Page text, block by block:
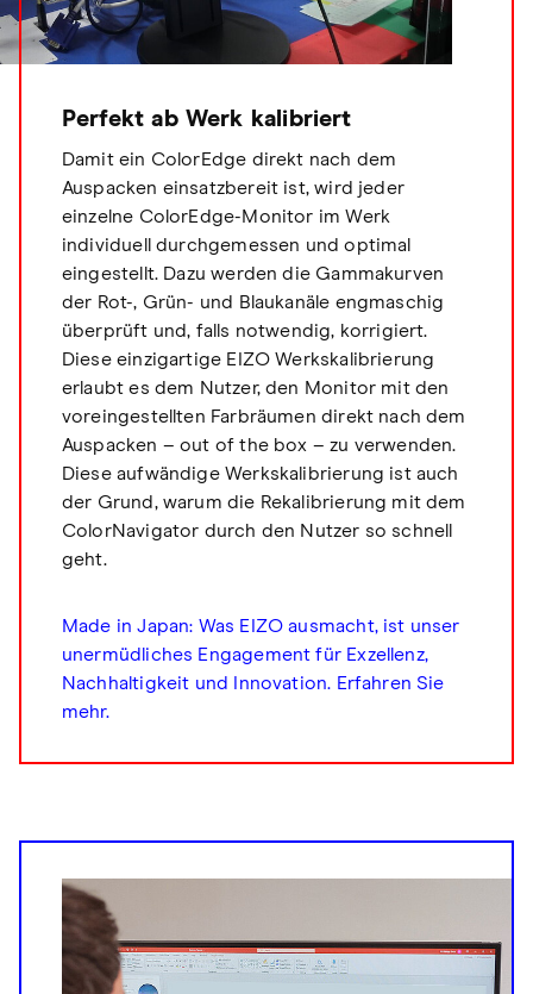
Perfekt ab Werk kalibriert
Damit ein ColorEdge direkt nach dem
Auspacken einsatzbereit ist, wird jeder
einzelne ColorEdge-Monitor im Werk
individuell durchgemessen und optimal
eingestellt. Dazu werden die Gammakurven
der Rot-, Grün- und Blaukanäle engmaschig
überprüft und, falls notwendig, korrigiert.
Diese einzigartige EIZO Werkskalibrierung
erlaubt es dem Nutzer, den Monitor mit den
voreingestellten Farbräumen direkt nach dem
Auspacken – out of the box – zu verwenden.
Diese aufwändige Werkskalibrierung ist auch
der Grund, warum die Rekalibrierung mit dem
ColorNavigator durch den Nutzer so schnell
geht.
Made in Japan: Was EIZO ausmacht, ist unser
unermüdliches Engagement für Exzellenz,
Nachhaltigkeit und Innovation. Erfahren Sie
mehr.